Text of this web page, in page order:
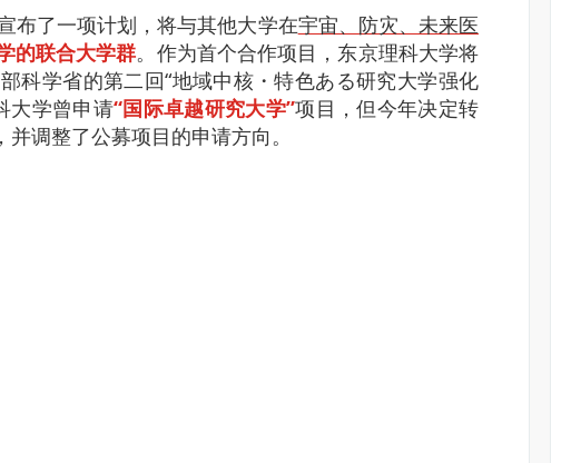
布了一项计划，将与其他大学在宇宙、防灾、未来医
的联合大学群。 作为首个合作项目，东京理科大学将
科学省的第二回“地域中核・特色ある研究大学强化
大学曾申请“国际卓越研究大学”项目，但今年决定转
并调整了公募项目的申请方向。